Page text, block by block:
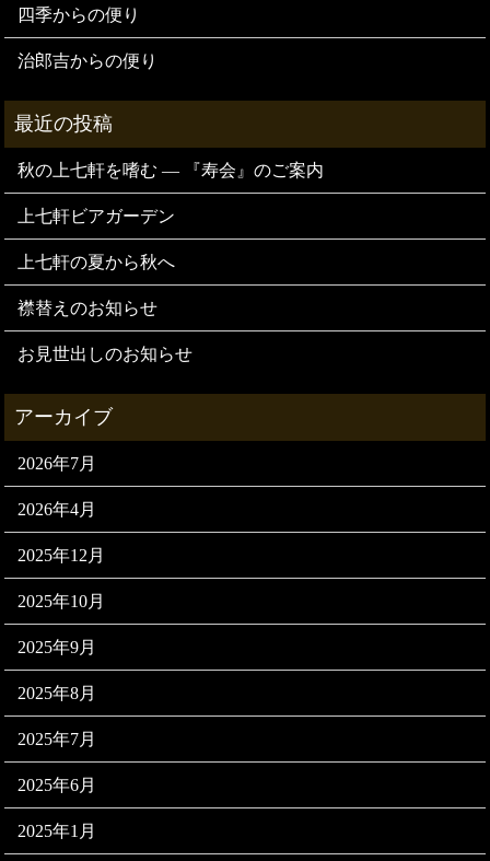
四季からの便り
治郎吉からの便り
秋の上七軒を嗜む — 『寿会』のご案内
上七軒ビアガーデン
上七軒の夏から秋へ
襟替えのお知らせ
お見世出しのお知らせ
2026年7月
2026年4月
2025年12月
2025年10月
2025年9月
2025年8月
2025年7月
2025年6月
2025年1月